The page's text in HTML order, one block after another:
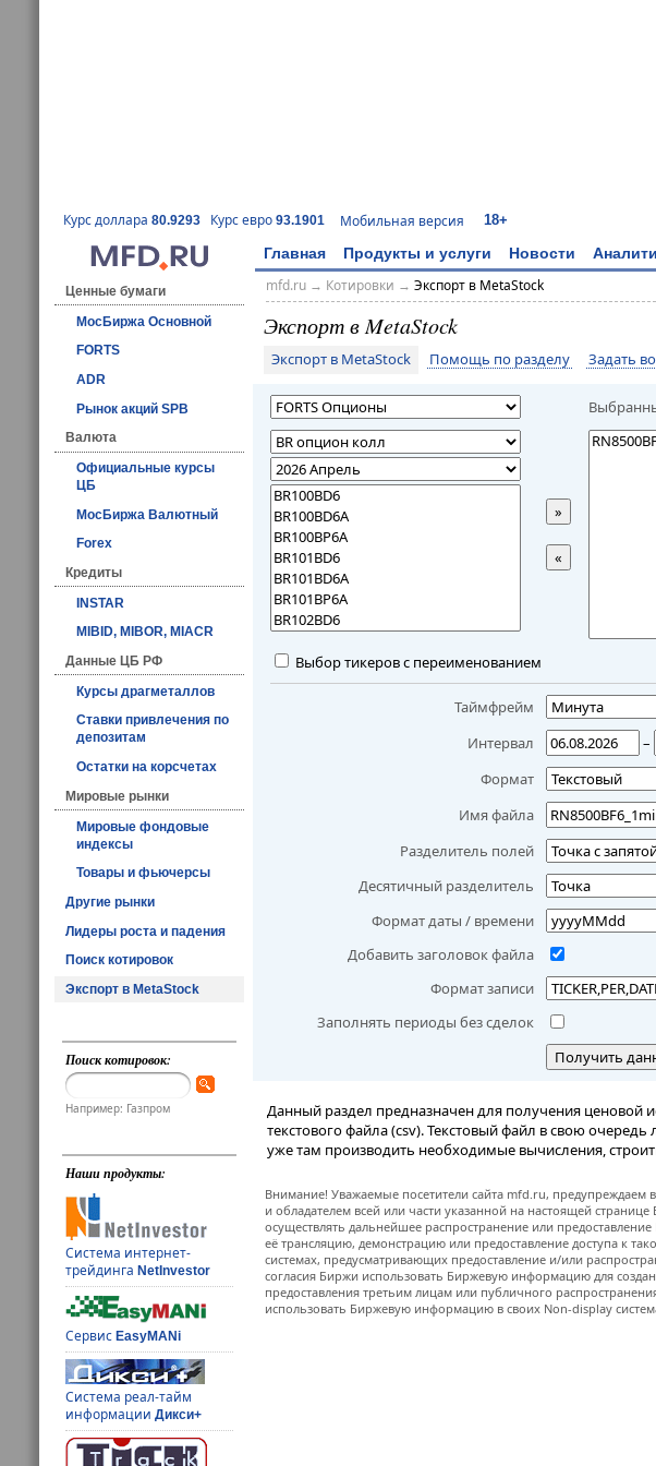
Курс доллара 80.9293 Курс евро 93.1901 Мобильная версия 18+
Главная Продукты и услуги Новости
Ценные бумаги
МосБиржа Основной
FORTS
ADR
Рынок акций SPB
Валюта
Официальные курсы
ЦБ
МосБиржа Валютный
Forex
Кредиты
INSTAR
MIBID, MIBOR, MIACR
Данные ЦБ РФ
Курсы драгметаллов
Ставки привлечения по
депозитам
Остатки на корсчетах
Мировые рынки
Мировые фондовые
индексы
Товары и фьючерсы
Другие рынки
Лидеры роста и падения
Поиск котировок
Экспорт в MetaStock
Поиск котировок:
Например: Газпром
Наши продукты:
Система интернет-
трейдингаNetInvestor
СервисEasyMANi
Система реал-тайм
информацииДикси+
mfd.ru→ Котировки → Экспорт в MetaStock
Экспорт в MetaStock
Экспорт в MetaStock Помощь по разделу Задать
»
«
Выбор тикеров с переименованием
Таймфрейм
Интервал
–
Формат
Имя файла
Разделитель полей
Десятичный разделитель
Формат даты / времени
Добавить заголовок файла
Формат записи
Заполнять периоды без сделок
Получить
Данный раздел предназначен для получения ценовой
текстового файла (csv). Текстовый файл в свою
уже там производить необходимые вычисления,
Внимание! Уважаемые посетители сайта mfd.ru, предупреждаем
и обладателем всей или части указанной на настоящей
осуществлять дальнейшее распространение или
её трансляцию, демонстрацию или предоставление доступа к
системах, предусматривающих предоставление и/или
согласия Биржи использовать Биржевую информацию для
предоставления третьим лицам или публичного
использовать Биржевую информацию в своих Non-display